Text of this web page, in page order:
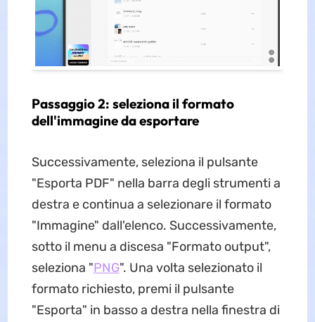
Passaggio 2: seleziona il formato
dell'immagine da esportare
Successivamente, seleziona il pulsante
"Esporta PDF" nella barra degli strumenti a
destra e continua a selezionare il formato
"Immagine" dall'elenco. Successivamente,
sotto il menu a discesa "Formato output",
seleziona "PNG". Una volta selezionato il
formato richiesto, premi il pulsante
"Esporta" in basso a destra nella finestra di